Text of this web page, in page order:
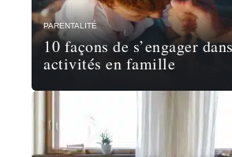
PARENTALITÉ
10 façons de s’engager
activités en famille